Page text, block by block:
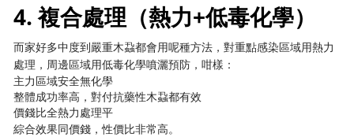
4. 複合處理（熱力+低毒化學）
而家好多中度到嚴重木蝨都會用呢種方法，對重點感染區域用熱力
處理，周邊區域用低毒化學噴灑預防，咁樣：
主力區域安全無化學
整體成功率高，對付抗藥性木蝨都有效
價錢比全熱力處理平
綜合效果同價錢，性價比非常高。